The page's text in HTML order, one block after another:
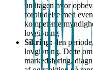
undtagen hvor
forbindelse med
kompetente
lovgivning
Sikring: den
lovgivning. Dette
markedsføring,